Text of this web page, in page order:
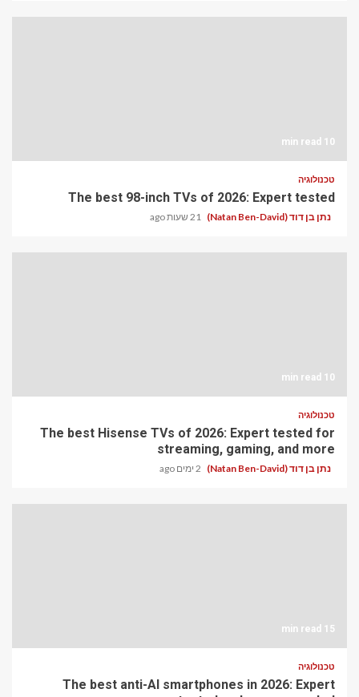
10 min read
טכנולוגיה
The best 98-inch TVs of 2026: Expert tested
נתן בן דוד (Natan Ben-David) 21 שעות ago
10 min read
טכנולוגיה
The best Hisense TVs of 2026: Expert tested for
streaming, gaming, and more
נתן בן דוד (Natan Ben-David) 2 ימים ago
15 min read
טכנולוגיה
The best anti-AI smartphones in 2026: Expert